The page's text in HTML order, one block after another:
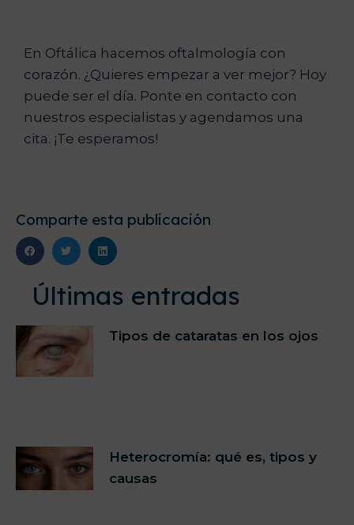
En Oftálica hacemos oftalmología con
corazón. ¿Quieres empezar a ver mejor? Hoy
puede ser el día. Ponte en contacto con
nuestros especialistas y agendamos una
cita. ¡Te esperamos!
Comparte esta publicación
Últimas entradas
Tipos de cataratas en los ojos
Heterocromía: qué es, tipos y
causas